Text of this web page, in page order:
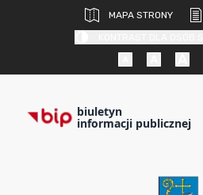
MAPA STRONY
biuletyn
informacji publicznej